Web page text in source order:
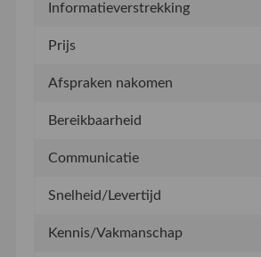
Informatieverstrekking
Prijs
Afspraken nakomen
Bereikbaarheid
Communicatie
Snelheid/Levertijd
Kennis/Vakmanschap